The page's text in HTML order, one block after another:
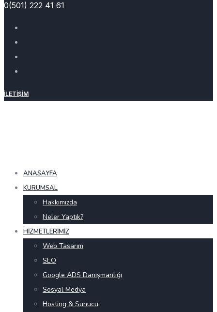
0(501) 222 41 61
İLETIŞIM
ANASAYFA
KURUMSAL
Hakkımızda
Neler Yaptık?
HIZMETLERIMIZ
Web Tasarım
SEO
Google ADS Danışmanlığı
Sosyal Medya
Hosting & Sunucu